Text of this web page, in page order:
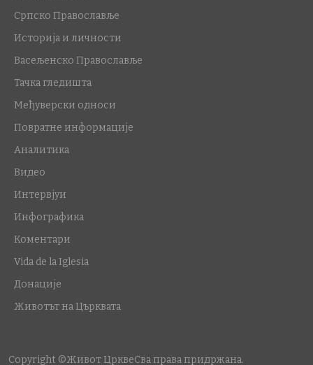
Српско Православље
Историја и личности
Васељенско Православље
Тачка гледишта
Међуверски односи
Повратне информације
Аналитика
Видео
Интервјуи
Инфографика
Коментари
Vida de la Iglesia
Донације
Животът на Църквата
Copyright ©Живот ЦрквеСва права придржана.